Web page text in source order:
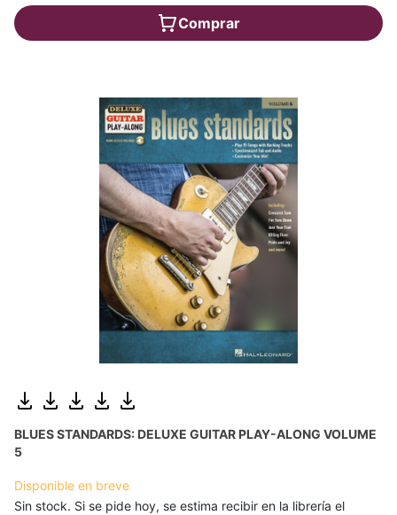
Comprar
BLUES STANDARDS: DELUXE GUITAR PLAY-ALONG VOLUME
5
Disponible en breve
Sin stock. Si se pide hoy, se estima recibir en la librería el